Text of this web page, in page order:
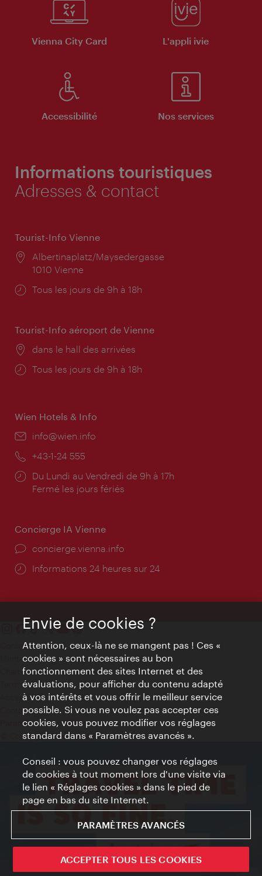
Vienna City Card L'appli ivie
Accessibilité Nos services
Informations touristiques
Adresses & contact
Tourist-Info Vienne
Lieu:
Albertinaplatz/Maysedergasse
1010 Vienne
Horaires
Tous les jours de 9h à 18h
Tourist-Info aéroport de Vienne
Lieu:
dans le hall des arrivées
Horaires
Tous les jours de 9h à 18h
Wien Hotels & Info
E-
info@wien.info
Téléphone:
+43-1-24 555
Horaires
d'ouverture:
Du Lundi au Vendredi de 9h à 17h
Fermé les jours fériés
Concierge IA Vienne
Ort:
concierge.vienna.info
Öffnungszeiten:
Informations 24 heures sur 24
Contact
Mentions obligatoires
Charte sur le respect de la vie privée
Terms of Use
Accessibilité
Contact presse
Paramètres de cookies
© Copyright WienTourismus
Envie de cookies ?
Attention, ceux-là ne se mangent pas ! Ces «
cookies » sont nécessaires au bon
fonctionnement des sites Internet et des
évaluations, pour afficher du contenu adapté
à vos intérêts et vous offrir le meilleur service
possible. Si vous ne voulez pas accepter ces
cookies, vous pouvez modifier vos réglages
standard dans « Paramètres avancés ».
Conseil : vous pouvez changer vos réglages
de cookies à tout moment lors d'une visite via
le lien « Réglages cookies » dans le pied de
page en bas du site Internet.
PARAMÈTRES AVANCÉS
ACCEPTER TOUS LES COOKIES